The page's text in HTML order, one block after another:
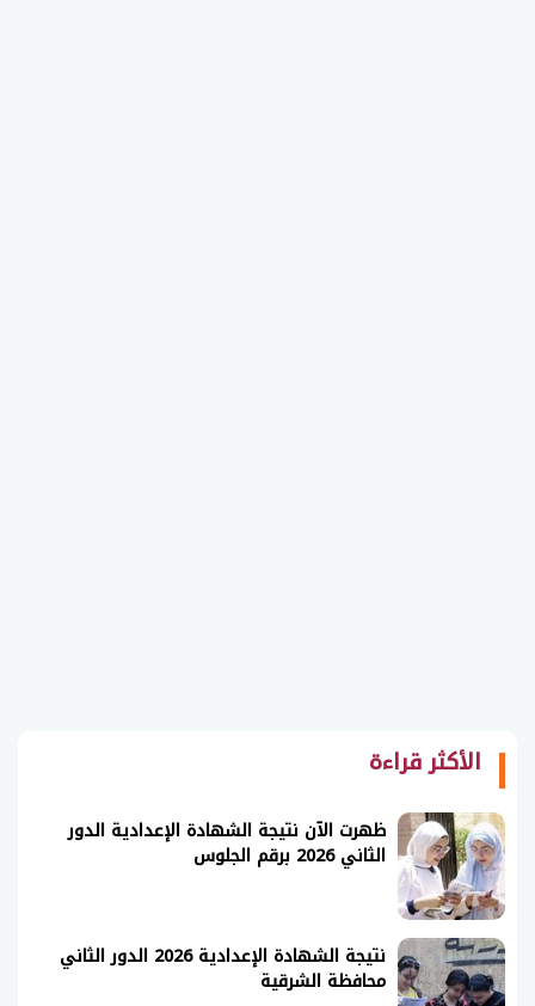
الأكثر قراءة
ظهرت الآن نتيجة الشهادة الإعدادية الدور
الثاني 2026 برقم الجلوس
نتيجة الشهادة الإعدادية 2026 الدور الثاني
محافظة الشرقية